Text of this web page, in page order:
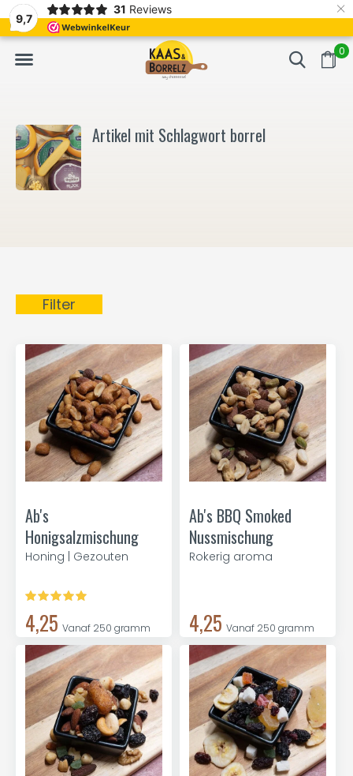
9,7
31 Reviews ×
0
und vakuumverpackt. Meistens Lieferung innerhalb von 3 Tagen
Artikel mit Schlagwort borrel
Filter
Ab's
Honigsalzmischung
Honing | Gezouten
4,25 Vanaf 250 gramm
Ab's BBQ Smoked
Nussmischung
Rokerig aroma
4,25 Vanaf 250 gramm